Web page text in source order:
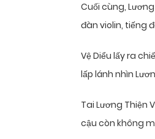
Cuối cùng,
đàn violin, tiếng
Vệ Diểu lấy ra
lấp lánh nhìn
Tai Lương Thiện
cậu còn không